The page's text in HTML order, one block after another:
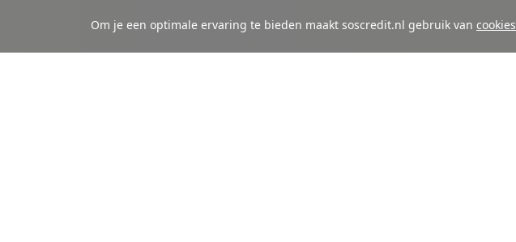
Om je een optimale ervaring te bieden maakt soscredit.nl gebruik van cookies